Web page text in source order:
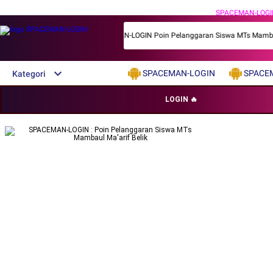
SPACEMAN-
SPACEMAN-LOGIN Poin Pelanggaran Siswa MTs
Kategori SPACEMAN-LOGIN
LOGIN 🔥